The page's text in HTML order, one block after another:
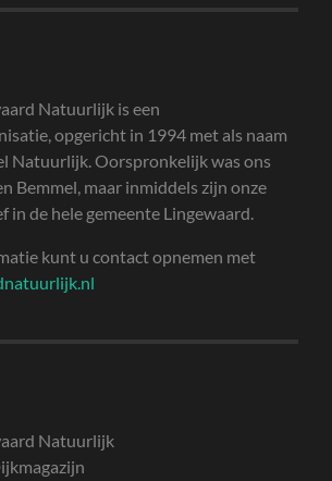
Natuurlijk is een
opgericht in 1994 met als naam
Natuurlijk. Oorspronkelijk was ons
Bemmel, maar inmiddels zijn onze
in de hele gemeente Lingewaard.
kunt u contact opnemen met
Natuurlijk